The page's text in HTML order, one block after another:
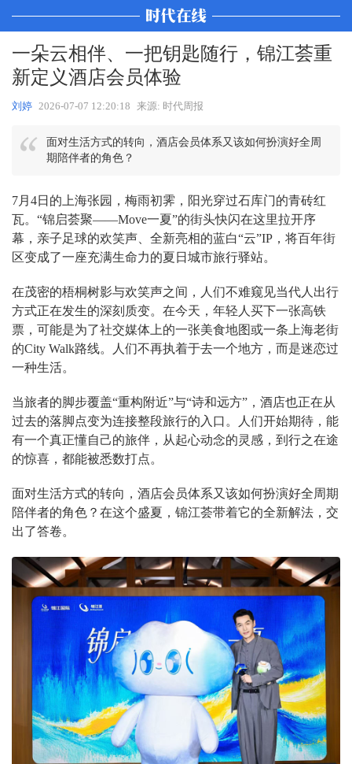
一朵云相伴、一把钥匙随行，锦江荟重
新定义酒店会员体验
刘婷 2026-07-07 12:20:18 来源: 时代周报
面对生活方式的转向，酒店会员体系又该如何扮演好全周
期陪伴者的角色？
7月4日的上海张园，梅雨初霁，阳光穿过石库门的青砖红
瓦。“锦启荟聚——Move一夏”的街头快闪在这里拉开序
幕，亲子足球的欢笑声、全新亮相的蓝白“云”IP，将百年街
区变成了一座充满生命力的夏日城市旅行驿站。
在茂密的梧桐树影与欢笑声之间，人们不难窥见当代人出行
方式正在发生的深刻质变。在今天，年轻人买下一张高铁
票，可能是为了社交媒体上的一张美食地图或一条上海老街
的City Walk路线。人们不再执着于去一个地方，而是迷恋过
一种生活。
当旅者的脚步覆盖“重构附近”与“诗和远方”，酒店也正在从
过去的落脚点变为连接整段旅行的入口。人们开始期待，能
有一个真正懂自己的旅伴，从起心动念的灵感，到行之在途
的惊喜，都能被悉数打点。
面对生活方式的转向，酒店会员体系又该如何扮演好全周期
陪伴者的角色？在这个盛夏，锦江荟带着它的全新解法，交
出了答卷。